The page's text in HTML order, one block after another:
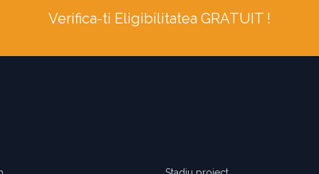
Verifica-ti Eligibilitatea GRATUIT !